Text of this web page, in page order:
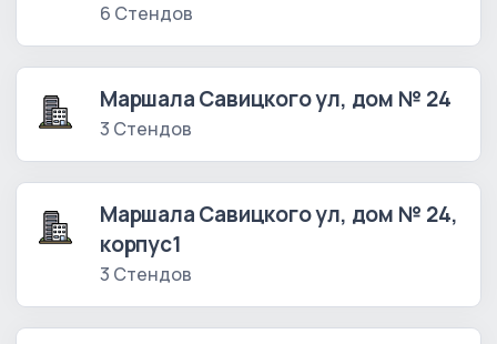
6 Стендов
Маршала Савицкого ул, дом № 24
3 Стендов
Маршала Савицкого ул, дом № 24,
корпус1
3 Стендов